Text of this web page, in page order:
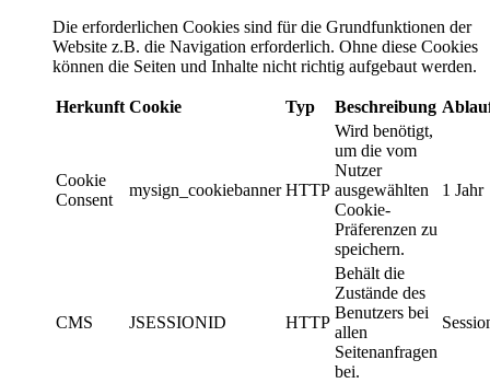
Die erforderlichen Cookies sind für die Grundfunktionen der
Website z.B. die Navigation erforderlich. Ohne diese Cookies
können die Seiten und Inhalte nicht richtig aufgebaut werden.
Herkunft Cookie Typ Beschreibung
Cookie
Consent
mysign_cookiebanner HTTP
Wird benötigt,
um die vom
Nutzer
ausgewählten
Cookie-
Präferenzen zu
speichern.
1 Jahr
CMS JSESSIONID HTTP
Behält die
Zustände des
Benutzers bei
allen
Seitenanfragen
bei.